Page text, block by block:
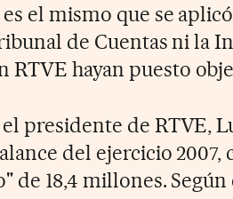
el mismo que se
de Cuentas ni la
RTVE hayan puesto
presidente de RTVE,
del ejercicio 2007,
de 18,4 millones. Según